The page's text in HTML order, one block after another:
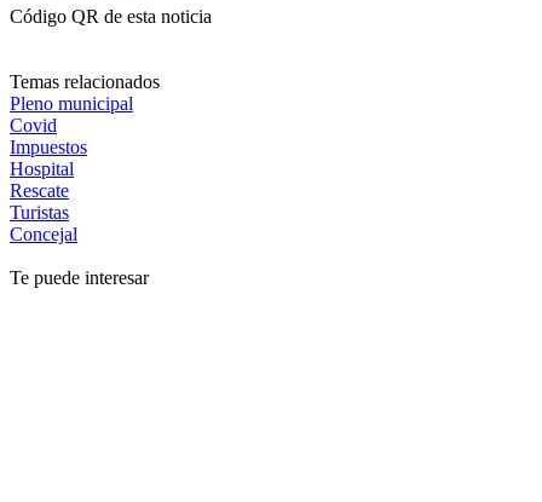
Código QR de esta noticia
Temas relacionados
Pleno municipal
Covid
Impuestos
Hospital
Rescate
Turistas
Concejal
Te puede interesar